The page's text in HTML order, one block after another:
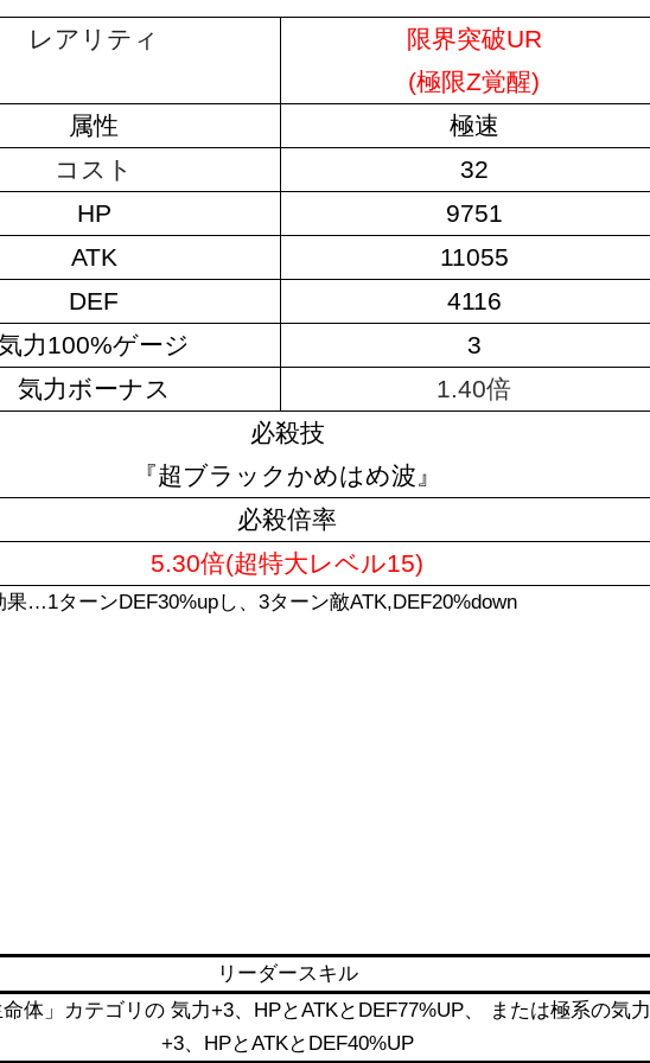
レアリティ
限界突破UR
(極限Z覚醒)
属性
極速
コスト
32
HP
9751
ATK
11055
DEF
4116
力100%ゲージ
3
気力ボーナス
1.40倍
必殺技
『超ブラックかめはめ波』
必殺倍率
5.30倍(超特大レベル15)
果…1ターンDEF30%upし、3ターン敵ATK,DEF20%down
リーダースキル
命体」カテゴリの 気力+3、HPとATKとDEF77%UP、 または極系の気力
+3、HPとATKとDEF40%UP